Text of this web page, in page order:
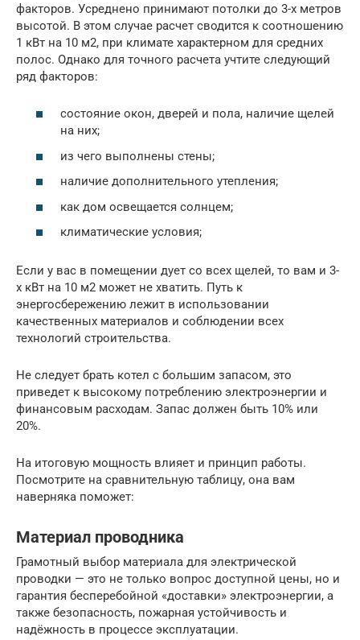
факторов. Усреднено принимают потолки до 3-х метров
высотой. В этом случае расчет сводится к соотношению
1 кВт на 10 м2, при климате характерном для средних
полос. Однако для точного расчета учтите следующий
ряд факторов:
состояние окон, дверей и пола, наличие щелей
на них;
из чего выполнены стены;
наличие дополнительного утепления;
как дом освещается солнцем;
климатические условия;
Если у вас в помещении дует со всех щелей, то вам и 3-
х кВт на 10 м2 может не хватить. Путь к
энергосбережению лежит в использовании
качественных материалов и соблюдении всех
технологий строительства.
Не следует брать котел с большим запасом, это
приведет к высокому потреблению электроэнергии и
финансовым расходам. Запас должен быть 10% или
20%.
На итоговую мощность влияет и принцип работы.
Посмотрите на сравнительную таблицу, она вам
наверняка поможет:
Материал проводника
Грамотный выбор материала для электрической
проводки — это не только вопрос доступной цены, но и
гарантия бесперебойной «доставки» электроэнергии, а
также безопасность, пожарная устойчивость и
надёжность в процессе эксплуатации.